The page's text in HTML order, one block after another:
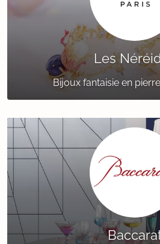
Les
Bijoux fantaisie en